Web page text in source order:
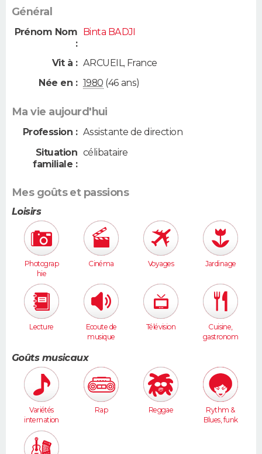
Général
Prénom Nom
:
Binta BADJI
Vit à : ARCUEIL, France
Née en : 1980 (46 ans)
Ma vie aujourd'hui
Profession : Assistante de direction
Situation
familiale :
célibataire
Mes goûts et passions
Loisirs
Photograp
hie
Cinéma Voyages Jardinage
Lecture
Ecoute de
musique
Télévision
Cuisine,
gastronom
Goûts musicaux
Variétés
internation
ales
Rap Reggae
Rythm &
Blues, funk